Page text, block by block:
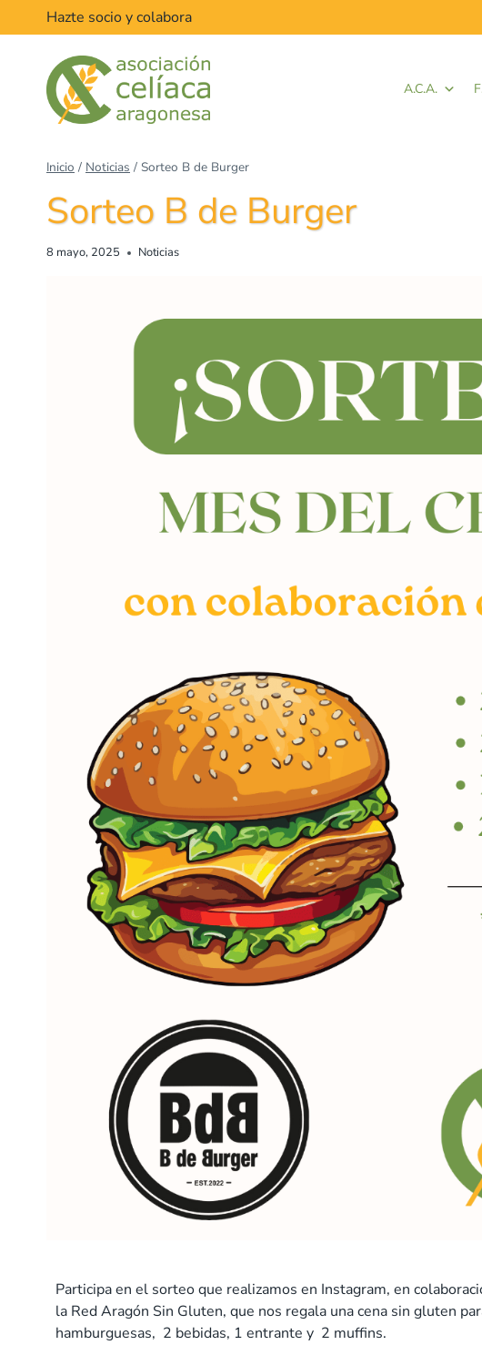
Hazte socio y colabora
A.C.A.
Inicio / Noticias / Sorteo B de Burger
Sorteo B de Burger
8 mayo, 2025 Noticias
Participa en el sorteo que realizamos en Instagram, en
la Red Aragón Sin Gluten, que nos regala una cena sin gluten
hamburguesas, 2 bebidas, 1 entrante y 2 muffins.